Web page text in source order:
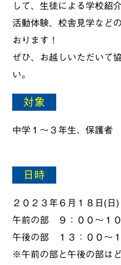
して、生徒による学校紹
活動体験、校舎見学など
おります！
ぜひ、お越しいただいて
い。
対象
中学１～３年生、保護者
日時
２０２３年６月１８日(日)
午前の部 ９：００～１
午後の部 １３：００～
※午前の部と午後の部は